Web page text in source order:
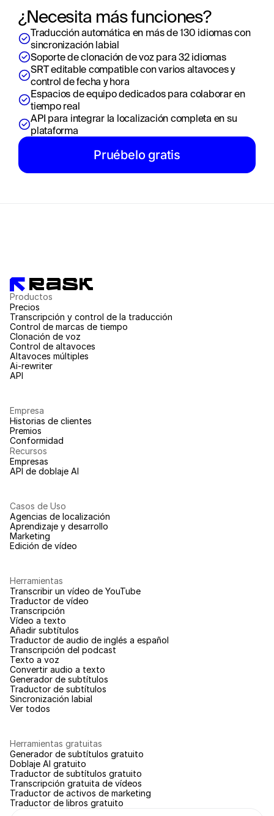
¿Necesita más funciones?
Traducción automática en más de 130 idiomas con
sincronización labial
Soporte de clonación de voz para 32 idiomas
SRT editable compatible con varios altavoces y
control de fecha y hora
Espacios de equipo dedicados para colaborar en
tiempo real
API para integrar la localización completa en su
plataforma
Pruébelo gratis
Productos
Precios
Transcripción y control de la traducción
Control de marcas de tiempo
Clonación de voz
Control de altavoces
Altavoces múltiples
Ai-rewriter
API
Empresa
Historias de clientes
Premios
Conformidad
Recursos
Empresas
API de doblaje AI
Casos de Uso
Agencias de localización
Aprendizaje y desarrollo
Marketing
Edición de vídeo
Herramientas
Transcribir un vídeo de YouTube
Traductor de vídeo
Transcripción
Vídeo a texto
Añadir subtítulos
Traductor de audio de inglés a español
Transcripción del podcast
Texto a voz
Convertir audio a texto
Generador de subtítulos
Traductor de subtítulos
Sincronización labial
Ver todos
Herramientas gratuitas
Generador de subtítulos gratuito
Doblaje AI gratuito
Traductor de subtítulos gratuito
Transcripción gratuita de vídeos
Traductor de activos de marketing
Traductor de libros gratuito